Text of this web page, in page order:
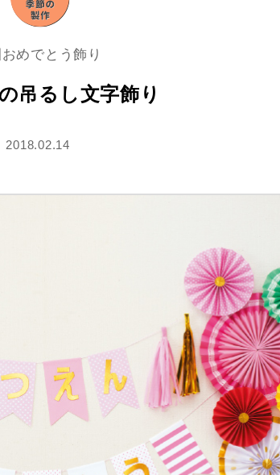
めでとう飾り
吊るし文字飾り
2018.02.14